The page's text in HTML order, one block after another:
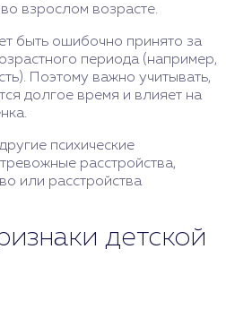
взрослом возрасте.
быть ошибочно принято за
периода (например,
Поэтому важно учитывать,
долгое время и влияет на
психические
расстройства,
или расстройства
детской